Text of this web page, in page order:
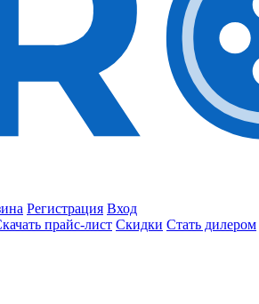
Регистрация Вход
прайс-лист Скидки Стать дилером